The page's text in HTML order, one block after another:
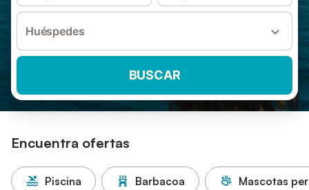
Huéspedes
BUSCAR
Encuentra ofertas
Piscina Barbacoa Mascotas